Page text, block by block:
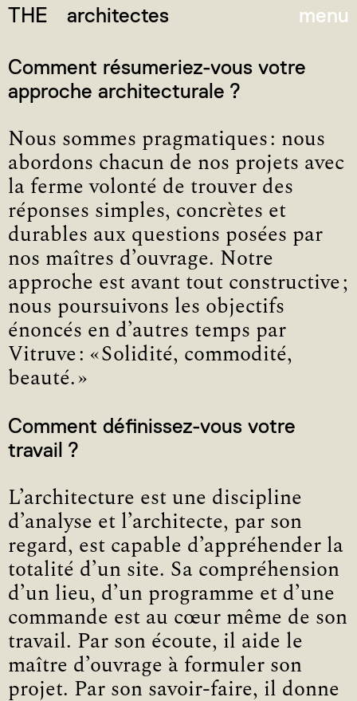
THE architectes menu
Comment résumeriez-vous votre
approche architecturale ?
Nous sommes pragmatiques : nous
abordons chacun de nos projets avec
la ferme volonté de trouver des
réponses simples, concrètes et
durables aux questions posées par
nos maîtres d’ouvrage. Notre
approche est avant tout constructive ;
nous poursuivons les objectifs
énoncés en d’autres temps par
Vitruve : « Solidité, commodité,
beauté. »
Comment définissez-vous votre
travail ?
L’architecture est une discipline
d’analyse et l’architecte, par son
regard, est capable d’appréhender la
totalité d’un site. Sa compréhension
d’un lieu, d’un programme et d’une
commande est au cœur même de son
travail. Par son écoute, il aide le
maître d’ouvrage à formuler son
projet. Par son savoir-faire, il donne